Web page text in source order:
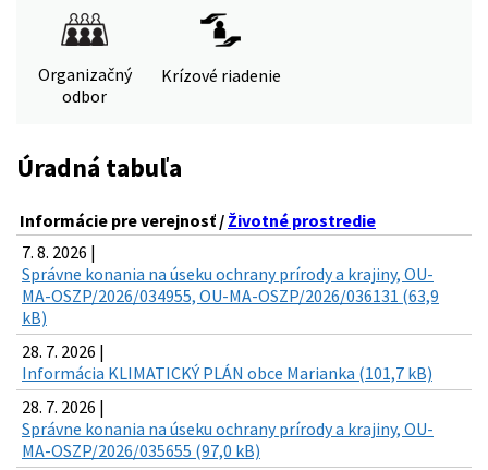
Organizačný
odbor
Krízové riadenie
Úradná tabuľa
Informácie pre verejnosť / Životné prostredie
7. 8. 2026 |
Správne konania na úseku ochrany prírody a krajiny, OU-
MA-OSZP/2026/034955, OU-MA-OSZP/2026/036131 (63,9
kB)
28. 7. 2026 |
Informácia KLIMATICKÝ PLÁN obce Marianka (101,7 kB)
28. 7. 2026 |
Správne konania na úseku ochrany prírody a krajiny, OU-
MA-OSZP/2026/035655 (97,0 kB)